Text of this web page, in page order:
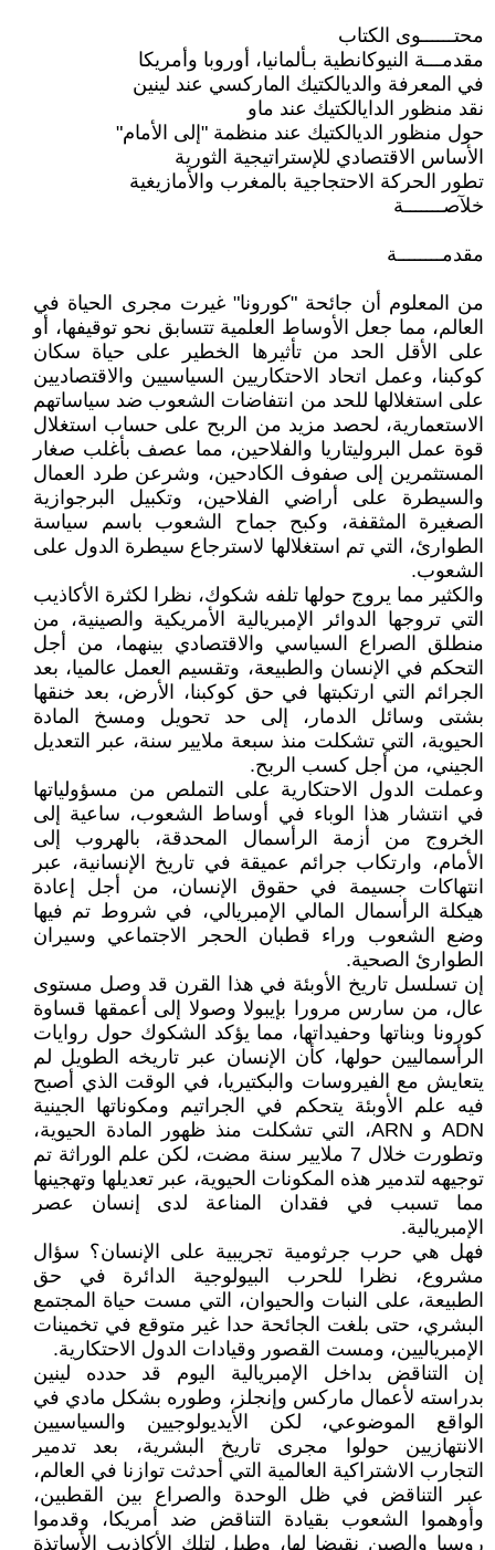
محتــــــوى الكتاب
مقدمـــة النيوكانطية بـألمانيا، أوروبا وأمريكا
في المعرفة والديالكتيك الماركسي عند لينين
نقد منظور الدايالكتيك عند ماو
حول منظور الديالكتيك عند منظمة "إلى الأمام"
الأساس الاقتصادي للإستراتيجية الثورية
تطور الحركة الاحتجاجية بالمغرب والأمازيغية
خلآصـــــــة
مقدمــــــــة
من المعلوم أن جائحة "كورونا" غيرت مجرى الحياة في
العالم، مما جعل الأوساط العلمية تتسابق نحو توقيفها، أو
على الأقل الحد من تأثيرها الخطير على حياة سكان
كوكبنا، وعمل اتحاد الاحتكاريين السياسيين والاقتصاديين
على استغلالها للحد من انتفاضات الشعوب ضد سياساتهم
الاستعمارية، لحصد مزيد من الربح على حساب استغلال
قوة عمل البروليتاريا والفلاحين، مما عصف بأغلب صغار
المستثمرين إلى صفوف الكادحين، وشرعن طرد العمال
والسيطرة على أراضي الفلاحين، وتكبيل البرجوازية
الصغيرة المثقفة، وكبح جماح الشعوب باسم سياسة
الطوارئ، التي تم استغلالها لاسترجاع سيطرة الدول على
الشعوب.
والكثير مما يروج حولها تلفه شكوك، نظرا لكثرة الأكاذيب
التي تروجها الدوائر الإمبريالية الأمريكية والصينية، من
منطلق الصراع السياسي والاقتصادي بينهما، من أجل
التحكم في الإنسان والطبيعة، وتقسيم العمل عالميا، بعد
الجرائم التي ارتكبتها في حق كوكبنا، الأرض، بعد خنقها
بشتى وسائل الدمار، إلى حد تحويل ومسخ المادة
الحيوية، التي تشكلت منذ سبعة ملايير سنة، عبر التعديل
الجيني، من أجل كسب الربح.
وعملت الدول الاحتكارية على التملص من مسؤولياتها
في انتشار هذا الوباء في أوساط الشعوب، ساعية إلى
الخروج من أزمة الرأسمال المحدقة، بالهروب إلى
الأمام، وارتكاب جرائم عميقة في تاريخ الإنسانية، عبر
انتهاكات جسيمة في حقوق الإنسان، من أجل إعادة
هيكلة الرأسمال المالي الإمبريالي، في شروط تم فيها
وضع الشعوب وراء قطبان الحجر الاجتماعي وسيران
الطوارئ الصحية.
إن تسلسل تاريخ الأوبئة في هذا القرن قد وصل مستوى
عال، من سارس مرورا بإيبولا وصولا إلى أعمقها قساوة
كورونا وبناتها وحفيداتها، مما يؤكد الشكوك حول روايات
الرأسماليين حولها، كأن الإنسان عبر تاريخه الطويل لم
يتعايش مع الفيروسات والبكتيريا، في الوقت الذي أصبح
فيه علم الأوبئة يتحكم في الجراتيم ومكوناتها الجينية
ADN و ARN، التي تشكلت منذ ظهور المادة الحيوية،
وتطورت خلال 7 ملايير سنة مضت، لكن علم الوراثة تم
توجيهه لتدمير هذه المكونات الحيوية، عبر تعديلها وتهجينها
مما تسبب في فقدان المناعة لدى إنسان عصر
الإمبريالية.
فهل هي حرب جرثومية تجريبية على الإنسان؟ سؤال
مشروع، نظرا للحرب البيولوجية الدائرة في حق
الطبيعة، على النبات والحيوان، التي مست حياة المجتمع
البشري، حتى بلغت الجائحة حدا غير متوقع في تخمينات
الإمبرياليين، ومست القصور وقيادات الدول الاحتكارية.
إن التناقض بداخل الإمبريالية اليوم قد حدده لينين
بدراسته لأعمال ماركس وإنجلز، وطوره بشكل مادي في
الواقع الموضوعي، لكن الأيديولوجيين والسياسيين
الانتهازيين حولوا مجرى تاريخ البشرية، بعد تدمير
التجارب الاشتراكية العالمية التي أحدثت توازنا في العالم،
عبر التناقض في ظل الوحدة والصراع بين القطبين،
وأوهموا الشعوب بقيادة التناقض ضد أمريكا، وقدموا
روسيا والصين نقيضا لها، وطبل لتلك الأكاذيب الأساتذة